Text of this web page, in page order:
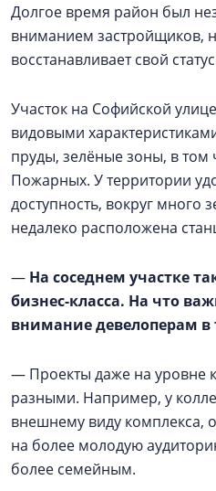
Долгое время район был
вниманием застройщиков,
восстанавливает свой
Участок на Софийской
видовыми
пруды, зелёные зоны, в том
Пожарных. У территории
доступность, вокруг много
недалеко расположена
— На соседнем участке
бизнес-класса. На что
внимание девелоперам в
— Проекты даже на уровне
разными. Например, у
внешнему виду комплекса,
на более молодую
более семейным.